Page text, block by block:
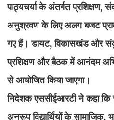
पाठ्यचर्या के अंतर्गत प्रशिक्षण,
अनुश्रवण के लिए अलग बजट
गए हैं। डायट, विकासखंड और
प्रशिक्षण और बैठक में आनंदम
से आयोजित किया जाएगा।
निदेशक एससीईआरटी ने कहा कि
अनुरूप विद्यार्थियों के